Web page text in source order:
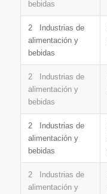
bebidas
2 Industrias de
alimentación y
bebidas
2 Industrias de
alimentación y
bebidas
2 Industrias de
alimentación y
bebidas
2 Industrias de
alimentación y